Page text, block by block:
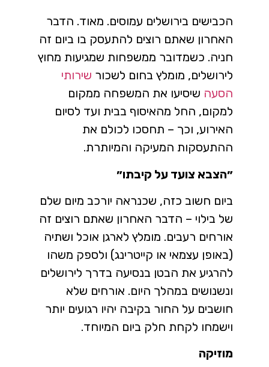
הכבישים בירושלים עמוסים. מאוד. הדבר
האחרון שאתם רוצים להתעסק בו ביום זה
חניה. כשמדובר ממשפחות שמגיעות מחוץ
לירושלים, מומלץ בחום לשכור שירותי
הסעה שיסיעו את המשפחה ממקום
למקום, החל מהאיסוף בבית ועד לסיום
האירוע, וכך – תחסכו לכולם את
ההתעסקות המעיקה והמיותרת.
״הצבא צועד על קיבתו״
ביום חשוב כזה, שכנראה יורכב מיום שלם
של בילוי – הדבר האחרון שאתם רוצים זה
אורחים רעבים. מומלץ לארגן אוכל ושתיה
(באופן עצמאי או קייטרינג) ולספק משהו
להרגיע את הבטן בנסיעה בדרך לירושלים
ונשנושים במהלך היום. אורחים שלא
חושבים על החור בקיבה יהיו רגועים יותר
וישמחו לקחת חלק ביום המיוחד.
מוזיקה